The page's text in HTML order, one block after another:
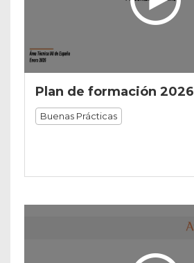
Plan de formación 2026
Buenas Prácticas